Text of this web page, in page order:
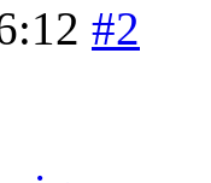
#2